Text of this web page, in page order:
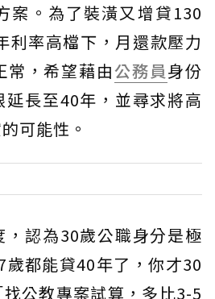
案。為了裝潢又增貸130
利率高檔下，月還款壓力
常，希望藉由公務員身份
長至40年，並尋求將高
可能性。
認為30歲公職身分是極
歲都能貸40年了，你才30
公教專案試算，多比3-5